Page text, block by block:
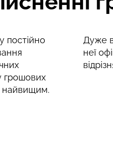
постійно
грошових
найвищим.
Дуже
неї